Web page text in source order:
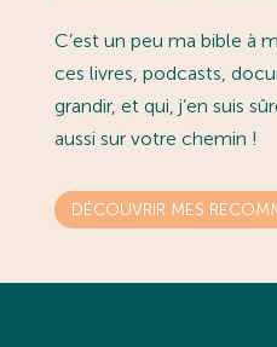
C’est un peu ma bible à
ces livres, podcasts,
grandir, et qui, j’en suis
aussi sur votre chemin !
DÉCOUVRIR MES